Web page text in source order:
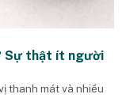
Sự thật ít người
thanh mát và nhiều